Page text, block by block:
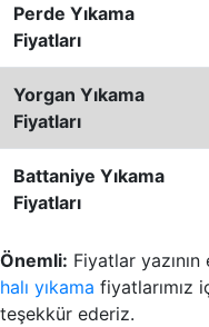
Perde Yıkama
Fiyatları
Yorgan Yıkama
Fiyatları
Battaniye Yıkama
Fiyatları
Önemli: Fiyatlar
halı yıkama fiyatlarımız
teşekkür ederiz.